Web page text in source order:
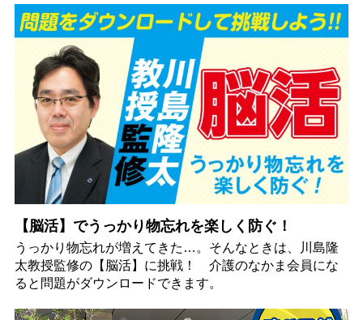
【脳活】でうっかり物忘れを楽しく防ぐ！
うっかり物忘れが増えてきた…。そんなときは、川島隆
太教授監修の【脳活】に挑戦！ 介護のなかま会員にな
ると問題がダウンロードできます。